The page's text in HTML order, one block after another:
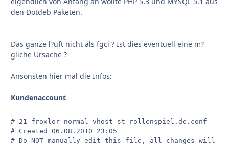
den Dotdeb Paketen.
Das ganze l?uft nicht als fgci ? Ist dies eventuell eine m?
gliche Ursache ?
Ansonsten hier mal die Infos:
Kundenaccount
# 21_froxlor_normal_vhost_st-rollenspiel.de.conf
# Created 06.08.2010 23:05
# Do NOT manually edit this file, all changes will